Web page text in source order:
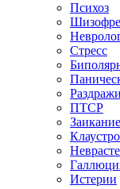
Психоз
Стресс
ПТСР
Заикание
Истерии